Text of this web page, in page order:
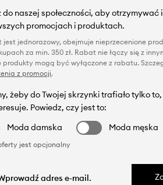
do naszej społeczności, aby otrzymywać
promocjach i produktach.
jest jednorazowy, obejmuje nieprzecenione
za min. 350 zł. Rabat nie łączy się z
produkty mogą być wyłączone z rabatu.
z promocji.
żeby do Twojej skrzynki trafiało tylko
Powiedz, czy jest to:
Moda damska
Moda męska
jest opcjonalny